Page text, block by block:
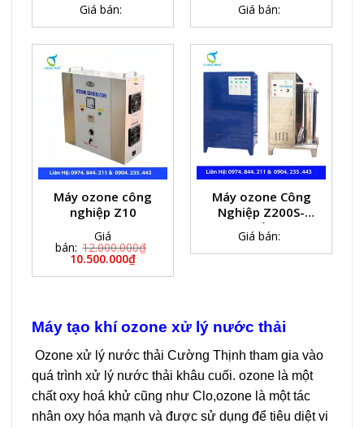
nước
Giá bán: Giá bán:
Máy ozone công
nghiệp Z10
Giá
bán: 12.000.000₫
10.500.000₫
Máy ozone Công
Nghiệp Z200S-
Công suất Ozone
200g/h
Giá bán:
Máy tạo khí ozone xử lý nước thải
Ozone xử lý nước thải Cường Thịnh tham gia vào
quá trình xử lý nước thải khâu cuối. ozone là một
chất oxy hoá khử cũng như Clo,ozone là một tác
nhân oxy hóa mạnh và được sử dụng để tiêu diệt vi